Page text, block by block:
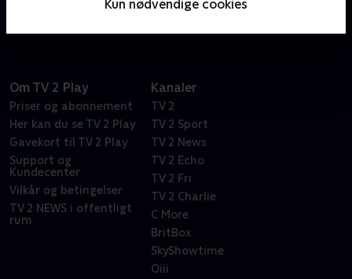
Kun nødvendige cookies
knust. Hvad skal der ske nu?
Om TV 2 Play
Priser og abonnement
Her kan du se TV 2 Play
Gavekort til TV 2 Play
Support og
Kundecenter
Vilkår og betingelser
TV 2 NEWS i offentligt
rum
Kanaler
TV 2
TV 2 Sport
TV 2 News
TV 2 Echo
TV 2 Fri
TV 2 Charlie
C More
BritBox
SkyShowtime
Oiii